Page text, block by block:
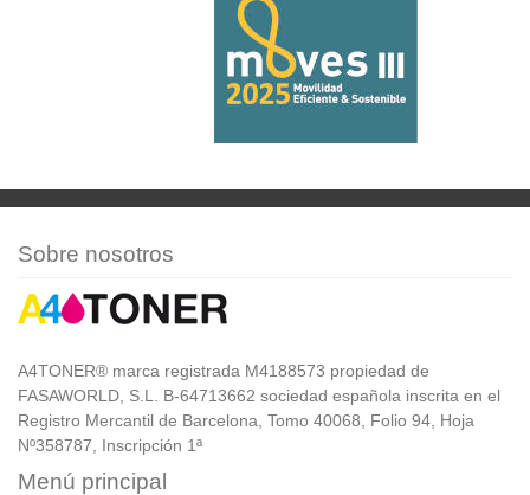
Sobre nosotros
A4TONER® marca registrada M4188573 propiedad de
FASAWORLD, S.L. B-64713662 sociedad española inscrita en el
Registro Mercantil de Barcelona, Tomo 40068, Folio 94, Hoja
Nº358787, Inscripción 1ª
Menú principal